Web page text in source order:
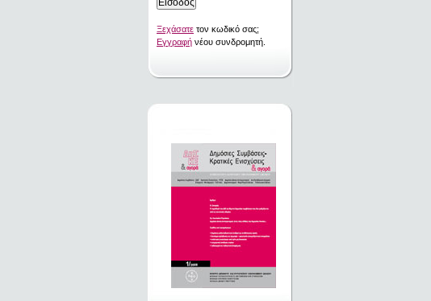
Ξεχάσατε τον κωδικό σας;
Εγγραφή νέου συνδρομητή.